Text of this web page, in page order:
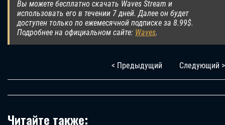
Вы можете бесплатно скачать Waves Stream и
использовать его в течении 7 дней. Далее он будет
доступен только по ежемесячной подписке за 8.99$.
Подробнее на официальном сайте: Waves.
< Предыдущий Следующий >
Читайте также: